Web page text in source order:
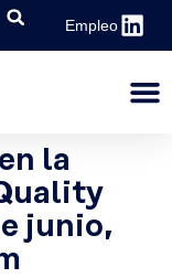
Empleo
la
junio,